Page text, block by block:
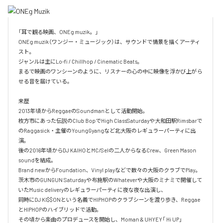
「耳で観る映画、ONEg muzik。」
ONEg muzik（ワンジー・ミュージック）は、サウンドで情景を描くアーティ
スト。
ジャンルは主にLo-fi / Chillhop / Cinematic Beats。
まるで映画のワンシーンのように、リスナーの心の中に映像を浮かび上がら
せる音を届けている。
来歴
2013年頃からReggaeのSoundmanとして活動開始。
枚方市にあった伝説のClub BopでHigh ClassSaturdayや大和田駅Rimsbarで
のRaggasick・主催のYoungGyangなど北大阪のレギュラーパーティに出
演。
後の2016年頃からDJ KAIHOとMC/Selの二人からなるCrew、Green Mason
soundを結成。
Brand newからFoundation、Vinyl playなどで数々の大阪のクラブでPlay。
茨木市のGUNGUN Saturdayや布施駅のWhateverや大阪のミナミで開催して
いたMusic deliveryのレギュラーパーティに夜な夜な出演し、
同時にDJ KI$$ONという名義でHIPHOPのクラブシーンを渡り歩き、Reggae
とHIPHOPのハイブリッドで活動。
その頃から楽曲のプロデュースを開始し、Moman & UHYEY「 Hi UP」